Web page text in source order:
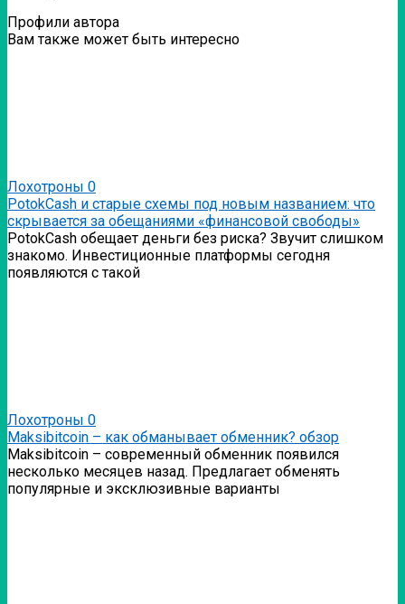
Профили автора
Вам также может быть интересно
Лохотроны 0
PotokCash и старые схемы под новым названием: что
скрывается за обещаниями «финансовой свободы»
PotokCash обещает деньги без риска? Звучит слишком
знакомо. Инвестиционные платформы сегодня
появляются с такой
Лохотроны 0
Мaksibitcoin – как обманывает обменник? обзор
Мaksibitcoin – современный обменник появился
несколько месяцев назад. Предлагает обменять
популярные и эксклюзивные варианты